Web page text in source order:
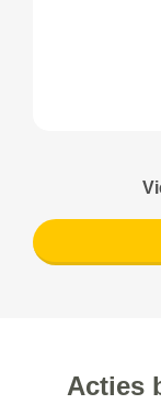
Acties